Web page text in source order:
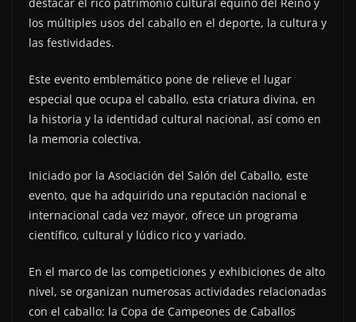
los múltiples usos del caballo en el deporte, la cultura y
las festividades.
Este evento emblemático pone de relieve el lugar
especial que ocupa el caballo, esta criatura divina, en
la historia y la identidad cultural nacional, así como en
la memoria colectiva.
Iniciado por la Asociación del Salón del Caballo, este
evento, que ha adquirido una reputación nacional e
internacional cada vez mayor, ofrece un programa
científico, cultural y lúdico rico y variado.
En el marco de las competiciones y exhibiciones de alto
nivel, se organizan numerosas actividades relacionadas
con el caballo: la Copa de Campeones de Caballos